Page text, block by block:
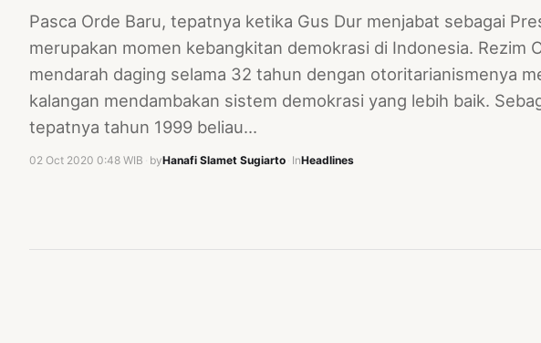
Pasca Orde Baru, tepatnya ketika Gus Dur menjabat sebagai
merupakan momen kebangkitan demokrasi di Indonesia. Rezim
mendarah daging selama 32 tahun dengan otoritarianismenya
kalangan mendambakan sistem demokrasi yang lebih baik.
tepatnya tahun 1999 beliau…
02 Oct 2020 0:48 WIB byHanafi Slamet Sugiarto InHeadlines